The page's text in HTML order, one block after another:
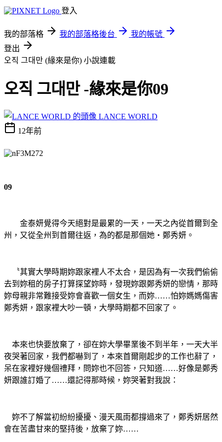
登入
我的部落格 我的部落格後台
我的帳號
登出
오직 그대만 (緣來是你) 小說連載
오직 그대만 -緣來是你09
LANCE WORLD
12年前
09
金泰妍覺得今天絕對是最累的一天，一天之內從首爾到全
州，又從全州到首爾往返，為的都是那個她‧鄭秀妍。
〝其實大學時期妳跟家裡人不太合，是因為有一次我們偷偷
去到妳租的房子打算探望妳時，發現妳跟鄭秀妍的戀情，那時
妳母親非常難接受妳會喜歡一個女生，而妳……怕妳媽媽傷害
鄭秀妍，跟家裡大吵一頓，大學時期都不回家了。
本來也快要放棄了，卻在妳大學畢業後不到半年，一天大半
夜哭著回家，我們都嚇到了，本來首爾剛起步的工作也辭了，
呆在家裡好幾個禮拜，問妳也不回答，只知道……好像是鄭秀
妍跟誰訂婚了……還記得那時候，妳哭著對我說：
妳不了解當初紛紛擾擾、漫天風雨都撐過來了，鄭秀妍居然
會在苦盡甘來的堅持後，放棄了妳……